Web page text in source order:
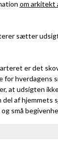
om arkitekt
sætter
er det
for hverdagens
at udsigten
del af hjemmets
små